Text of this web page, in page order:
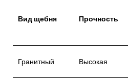
Вид щебня Прочность
Гранитный Высокая